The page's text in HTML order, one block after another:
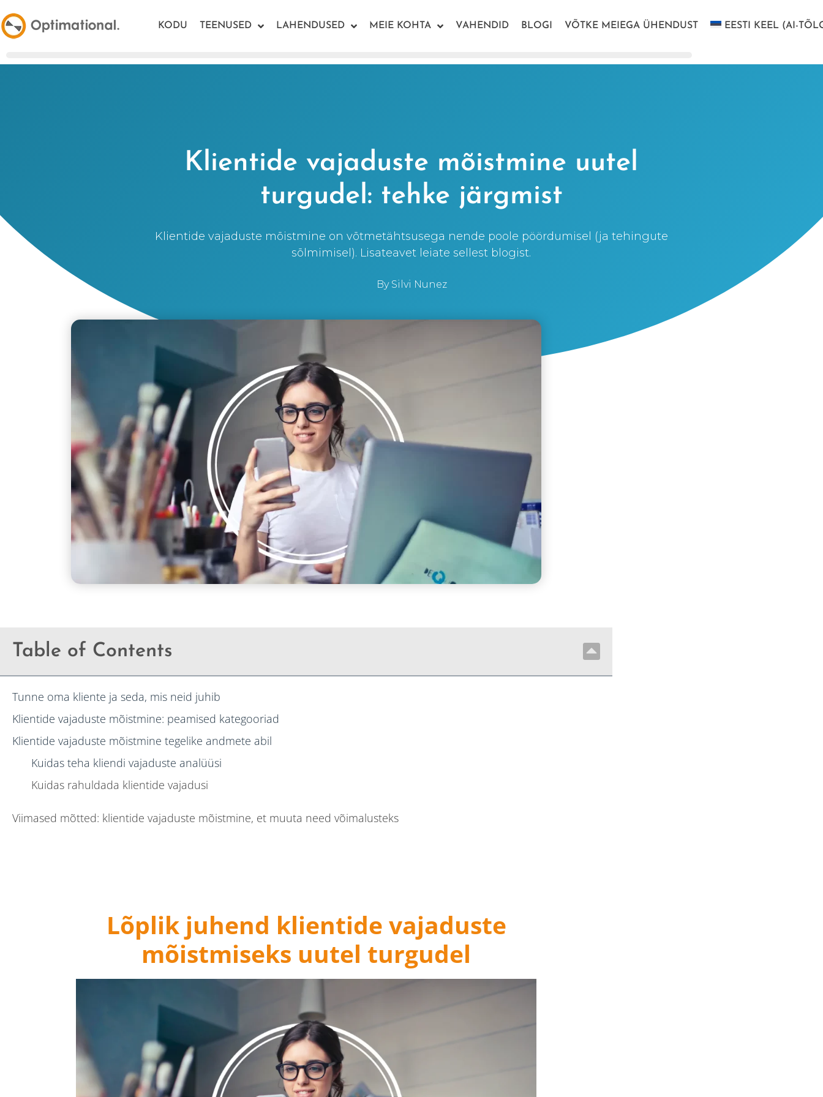
KODU TEENUSED LAHENDUSED MEIE KOHTA VAHENDID BLOGI VÕTKE MEIEGA ÜHENDUST EESTI KEEL (AI-
Klientide vajaduste mõistmine uutel
turgudel: tehke järgmist
Klientide vajaduste mõistmine on võtmetähtsusega nende poole pöördumisel (ja tehingute
sõlmimisel). Lisateavet leiate sellest blogist.
BySilvi Nunez
Table of Contents
Tunne oma kliente ja seda, mis neid juhib
Klientide vajaduste mõistmine: peamised kategooriad
Klientide vajaduste mõistmine tegelike andmete abil
Kuidas teha kliendi vajaduste analüüsi
Kuidas rahuldada klientide vajadusi
Viimased mõtted: klientide vajaduste mõistmine, et muuta need võimalusteks
Lõplik juhend klientide vajaduste
mõistmiseks uutel turgudel